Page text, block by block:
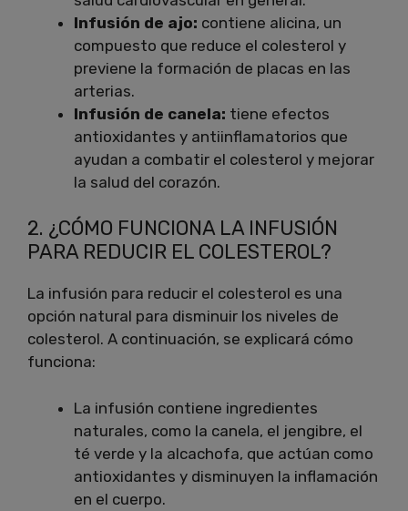
Infusión de ajo: contiene alicina, un
compuesto que reduce el colesterol y
previene la formación de placas en las
arterias.
Infusión de canela: tiene efectos
antioxidantes y antiinflamatorios que
ayudan a combatir el colesterol y mejorar
la salud del corazón.
2. ¿CÓMO FUNCIONA LA INFUSIÓN
PARA REDUCIR EL COLESTEROL?
La infusión para reducir el colesterol es una
opción natural para disminuir los niveles de
colesterol. A continuación, se explicará cómo
funciona:
La infusión contiene ingredientes
naturales, como la canela, el jengibre, el
té verde y la alcachofa, que actúan como
antioxidantes y disminuyen la inflamación
en el cuerpo.